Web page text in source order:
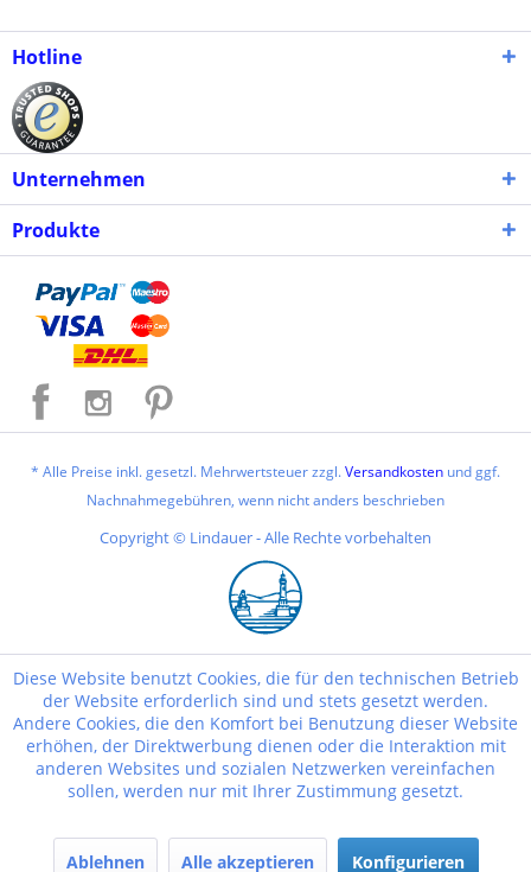
Hotline
Unternehmen
Produkte
* Alle Preise inkl. gesetzl. Mehrwertsteuer zzgl.Versandkosten und ggf.
Nachnahmegebühren, wenn nicht anders beschrieben
Copyright © Lindauer - Alle Rechte vorbehalten
Diese Website benutzt Cookies, die für den technischen Betrieb
der Website erforderlich sind und stets gesetzt werden.
Andere Cookies, die den Komfort bei Benutzung dieser Website
erhöhen, der Direktwerbung dienen oder die Interaktion mit
anderen Websites und sozialen Netzwerken vereinfachen
sollen, werden nur mit Ihrer Zustimmung gesetzt.
Ablehnen Alle akzeptieren Konfigurieren